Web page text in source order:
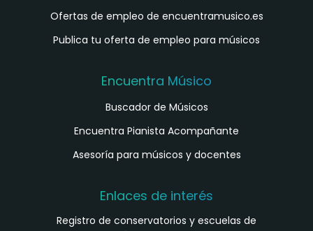
Ofertas de empleo de encuentramusico.es
Publica tu oferta de empleo para músicos
Encuentra Músico
Buscador de Músicos
Encuentra Pianista Acompañante
Asesoría para músicos y docentes
Enlaces de interés
Registro de conservatorios y escuelas de